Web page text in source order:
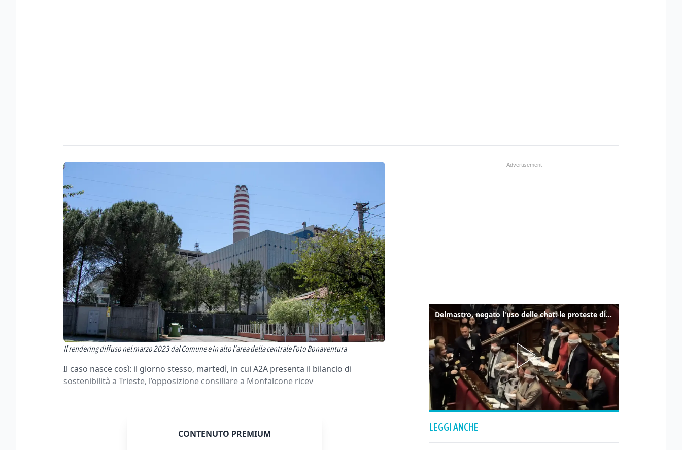
Il rendering diffuso nel marzo 2023 dal Comune e in alto l’area della centrale Foto Bonaventura
Il caso nasce così: il giorno stesso, martedì, in cui A2A presenta il bilancio di
sostenibilità a Trieste, l’opposizione consiliare a Monfalcone ricev
CONTENUTO PREMIUM
Delmastro, negato l'uso delle chat: le proteste di Avs e M5s
LEGGI ANCHE